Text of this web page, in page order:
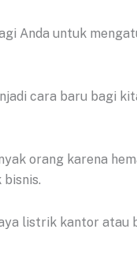
Anda untuk
cara baru bagi
orang karena
listrik kantor atau